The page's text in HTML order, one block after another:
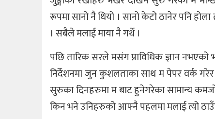
रूपमा सानो नै थियो । सानो केटो ठानेर पनि
। सबैले मलाई माया नै गर्थे ।
पछि तारिक सरले मसंग प्राविधिक ज्ञान
निर्देशनमा जुन कुशलताका साथ म पेपर वर्क
सुरुका दिनहरुमा म बाट हुनेगरेका सामान्य
किन भने उनिहरुको आफ्नै पहलमा मलाई त्यो